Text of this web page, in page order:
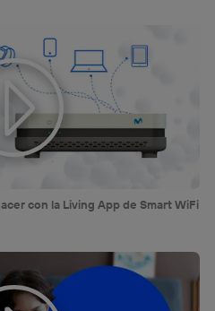
con la Living App de Smart WiFi